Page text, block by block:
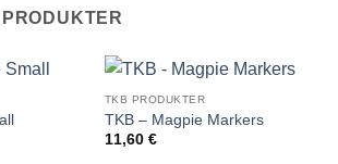
TKB PRODUKTER
TKB – Magpie Markers
11,60 €